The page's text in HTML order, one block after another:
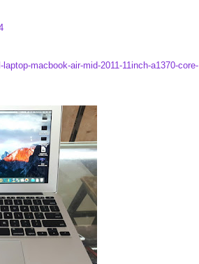
macbook-air-mid-2011-11inch-a1370-core-